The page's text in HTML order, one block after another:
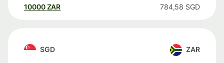
10000 ZAR 784,58 SGD
SGD ZAR